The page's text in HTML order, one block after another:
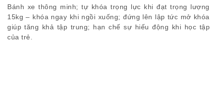
Bánh xe thông minh; tự khóa trọng lực khi đạt trọng lượng
15kg – khóa ngay khi ngồi xuống; đứng lên lập tức mở khóa
giúp tăng khả tập trung; hạn chế sự hiếu động khi học tập
của trẻ.